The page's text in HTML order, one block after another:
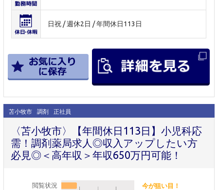
日祝 / 週休2日 / 年間休日113日
苫小牧市 調剤 正社員
〈苫小牧市〉【年間休日113日】小児科応
需！調剤薬局求人◎収入アップしたい方
必見◎＜高年収＞年収650万円可能！
閲覧状況 今が狙い目！